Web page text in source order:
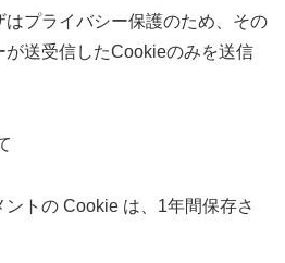
プライバシー保護のため、その
が送受信したCookieのみを送信
トの Cookie は、1年間保存さ